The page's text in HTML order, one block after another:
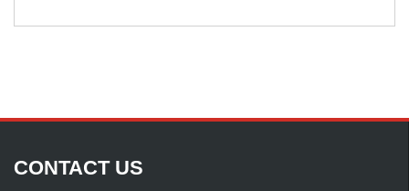
CONTACT US